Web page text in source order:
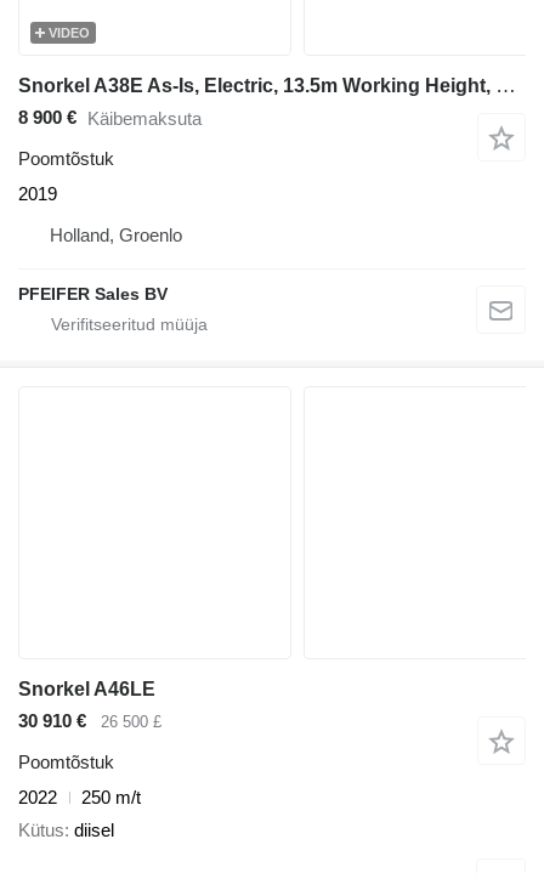
VIDEO
Snorkel A38E As-Is, Electric, 13.5m Working Height, 6.1m R
8 900 € Käibemaksuta
Poomtõstuk
2019
Holland, Groenlo
PFEIFER Sales BV
Snorkel A46LE
30 910 €
26 500 £
Poomtõstuk
2022
250 m/t
Kütus diisel